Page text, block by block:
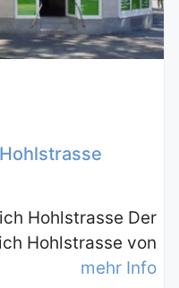
Hohlstrasse Der
Hohlstrasse von
mehr Info